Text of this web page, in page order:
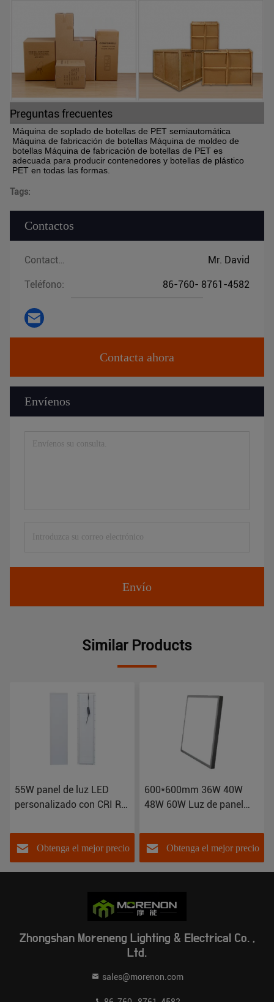
Contactos
Contactos: Mr. David
Teléfono: 86-760- 8761-4582
Contacta ahora
Envíenos
Envío
Preguntas frecuentes
Máquina de soplado de botellas de PET semiautomática
Máquina de fabricación de botellas Máquina de moldeo de
botellas Máquina de fabricación de botellas de PET es
adecuada para producir contenedores y botellas de plástico
PET en todas las formas.
Tags:
Similar Products
600*600mm 36W 40W
48W 60W Luz de panel
superficie para AC175-
265VObtenga el mejor precio
595x595 42W Superficie
montada luz de fondo LED
ahorro de energía
Obtenga el mejor precio
Zhongshan Moreneng Lighting & Electrical Co. ,
Ltd.
sales@morenon.com